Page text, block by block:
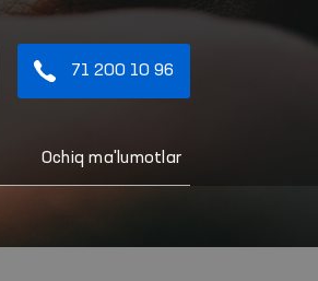
71 200 10 96
Ochiq ma'lumotlar